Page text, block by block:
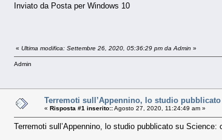
Inviato da Posta per Windows 10
« Ultima modifica: Settembre 26, 2020, 05:36:29 pm da Admin »
Admin
Terremoti sull’Appennino, lo studio
« Risposta #1 inserito::Agosto 27, 2020, 11:24:49 am »
Terremoti sull’Appennino, lo studio pubblicato su